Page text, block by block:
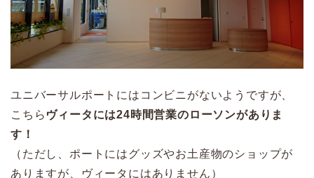
ユニバーサルポートにはコンビニがないようですが、
こちら ヴィータには24時間営業のローソンがありま
す！
（ただし、ポートにはグッズやお土産物のショップが
ありますが、ヴィータにはありません）